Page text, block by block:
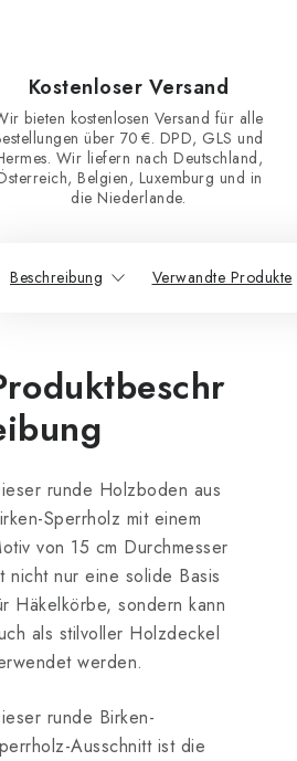
Kostenloser Versand
bieten kostenlosen Versand für alle
über 70 €. DPD, GLS und
Wir liefern nach Deutschland,
Belgien, Luxemburg und in
die Niederlande.
Beschreibung Verwandte Produkte
runde Holzboden aus
Sperrholz mit einem
von 15 cm Durchmesser
nicht nur eine solide Basis
Häkelkörbe, sondern kann
als stilvoller Holzdeckel
werden.
runde Birken-
Ausschnitt ist die